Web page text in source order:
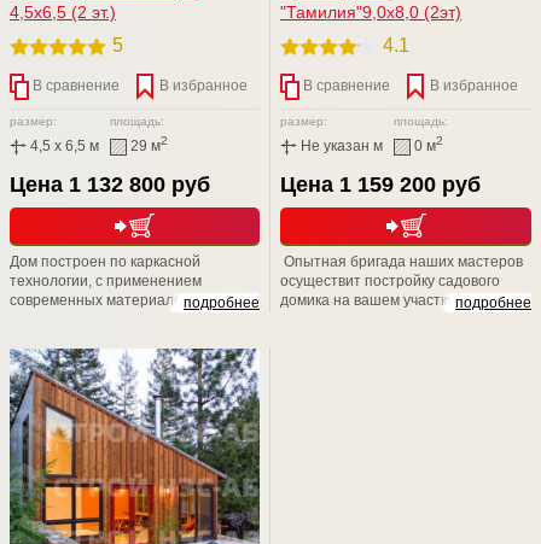
4,5х6,5 (2 эт.)
5
В сравнение В избранное
размер:
4,5 x 6,5 м
площадь:
29 м2
Цена 1 132 800 руб
подробнее
Дом построен по каркасной
технологии, с применением
современных материалов. Простой,
"Тамилия"9,0х8,0 (2эт)
4.1
В сравнение В избранное
размер:
Не указан м
площадь:
0 м2
Цена 1 159 200 руб
подробнее
Опытная бригада наших мастеров
осуществит постройку садового
домика на вашем участке в